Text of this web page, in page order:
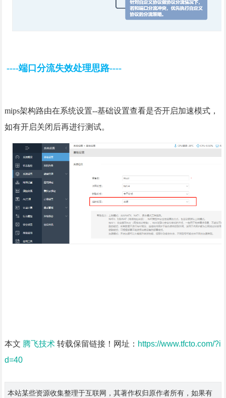
----端口分流失效处理思路----
mips架构路由在系统设置--基础设置查看是否开启加速模式，
如有开启关闭后再进行测试。
本文 腾飞技术转载保留链接！网址： https://www.tfcto.com/?i
d=40
本站某些资源收集整理于互联网，其著作权归原作者所有，如果有